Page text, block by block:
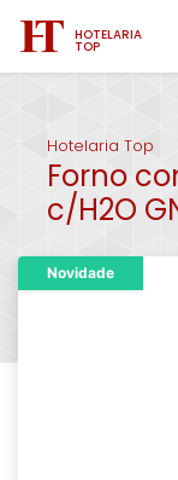
HOTELARIA
TOP
Hotelaria Top
Forno
c/H2O
Novidade